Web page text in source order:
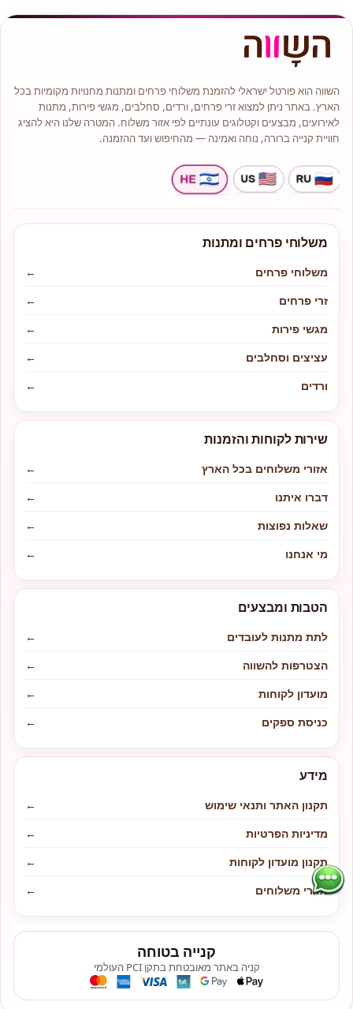
השווה הוא פורטל ישראלי להזמנת משלוחי פרחים ומתנות מחנויות מקומיות בכל
הארץ. באתר ניתן למצוא זרי פרחים, ורדים, סחלבים, מגשי פירות, מתנות
לאירועים, מבצעים וקטלוגים עונתיים לפי אזור משלוח. המטרה שלנו היא להציג
חוויית קנייה ברורה, נוחה ואמינה — מהחיפוש ועד ההזמנה.
משלוחי פרחים ומתנות
משלוחי פרחים
←
זרי פרחים
←
מגשי פירות
←
עציצים וסחלבים
←
ורדים
←
שירות לקוחות והזמנות
אזורי משלוחים בכל הארץ
←
דברו איתנו
←
שאלות נפוצות
←
מי אנחנו
←
הטבות ומבצעים
לתת מתנות לעובדים
←
הצטרפות להשווה
←
מועדון לקוחות
←
כניסת ספקים
←
מידע
תקנון האתר ותנאי שימוש
←
מדיניות הפרטיות
←
תקנון מועדון לקוחות
←
אזורי משלוחים
←
קנייה בטוחה
קניה באתר מאובטחת בתקן PCI העולמי